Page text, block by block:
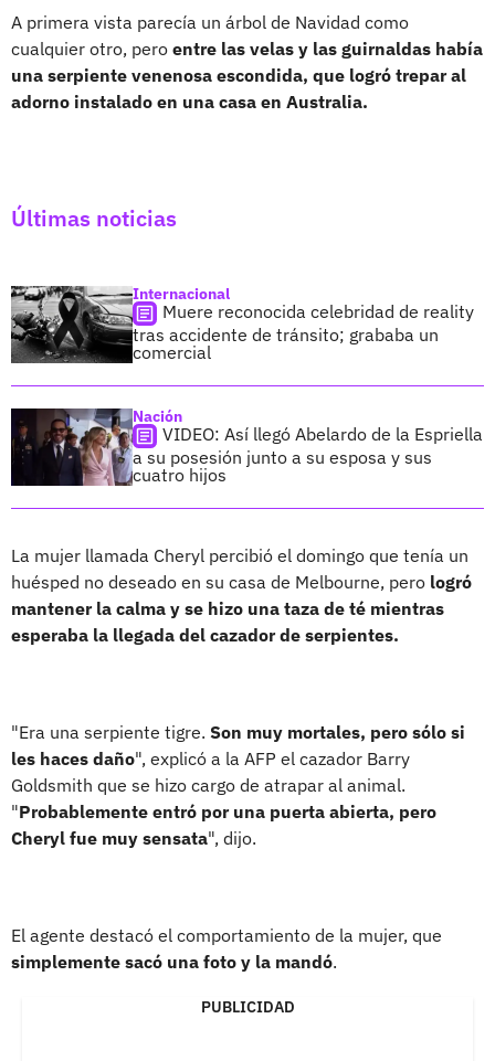
A primera vista parecía un árbol de Navidad como
cualquier otro, pero entre las velas y las guirnaldas había
una serpiente venenosa escondida, que logró trepar al
adorno instalado en una casa en Australia.
Últimas noticias
Internacional
Muere reconocida celebridad de reality
tras accidente de tránsito; grababa un
comercial
Nación
VIDEO: Así llegó Abelardo de la Espriella
a su posesión junto a su esposa y sus
cuatro hijos
La mujer llamada Cheryl percibió el domingo que tenía un
huésped no deseado en su casa de Melbourne, pero logró
mantener la calma y se hizo una taza de té mientras
esperaba la llegada del cazador de serpientes.
"Era una serpiente tigre. Son muy mortales, pero sólo si
les haces daño", explicó a la AFP el cazador Barry
Goldsmith que se hizo cargo de atrapar al animal.
"Probablemente entró por una puerta abierta, pero
Cheryl fue muy sensata", dijo.
El agente destacó el comportamiento de la mujer, que
simplemente sacó una foto y la mandó.
PUBLICIDAD